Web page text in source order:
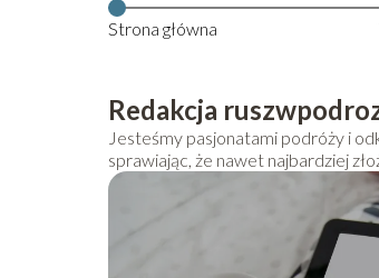
Strona główna
Redakcja
Jesteśmy pasjonatami podróży i
sprawiając, że nawet najbardziej